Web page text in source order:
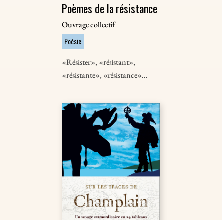
Poèmes de la résistance
Ouvrage collectif
Poésie
«Résister», «résistant»,
«résistante», «résistance»...